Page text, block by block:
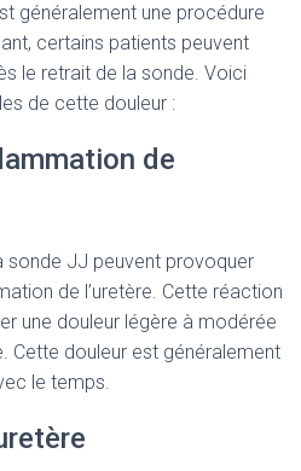
généralement une procédure
certains patients peuvent
le retrait de la sonde. Voici
de cette douleur :
de
sonde JJ peuvent provoquer
de l’uretère. Cette réaction
une douleur légère à modérée
Cette douleur est généralement
le temps.